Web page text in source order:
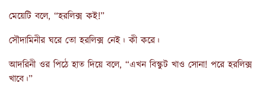
মেয়েটি বলে, “হরলিক্স কই!”
সৌদামিনীর ঘরে তো হরলিক্স নেই। কী করে।
আদরিনী ওর পিঠে হাত দিয়ে বলে, “এখন বিস্কুট খাও সোনা! পরে হরলিক্স
খাবে।”